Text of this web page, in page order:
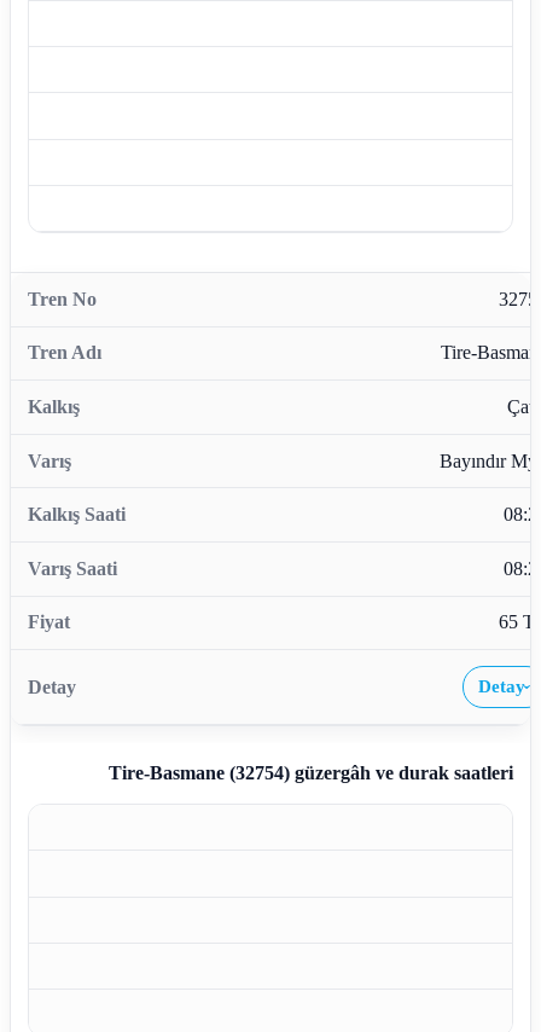
Tire-
Bayındır
65
Detay›
Tire-Basmane (32754)güzergâh ve durak saatleri